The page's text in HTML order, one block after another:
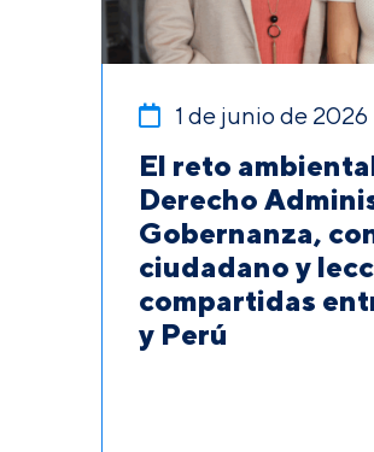
1 de junio de 2026
El reto
Derecho
Gobernanza,
ciudadano y
compartidas
y Perú